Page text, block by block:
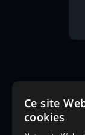
Ce site
cookies